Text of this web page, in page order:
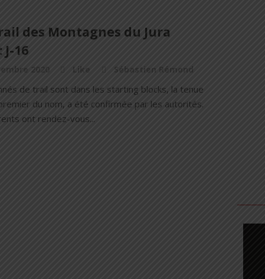
des Montagnes du Jura
J-16
2020 Like Sébastien Rémond
de trail sont dans les starting blocks, la tenue
premier du nom, a été confirmée par les autorités.
ont rendez-vous...